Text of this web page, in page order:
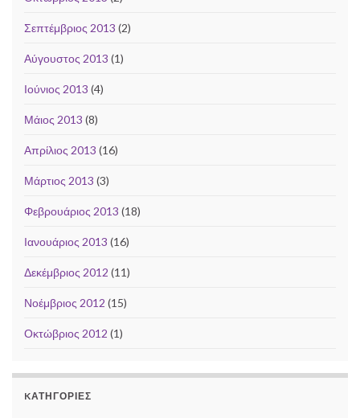
Σεπτέμβριος 2013 (2)
Αύγουστος 2013 (1)
Ιούνιος 2013 (4)
Μάιος 2013 (8)
Απρίλιος 2013 (16)
Μάρτιος 2013 (3)
Φεβρουάριος 2013 (18)
Ιανουάριος 2013 (16)
Δεκέμβριος 2012 (11)
Νοέμβριος 2012 (15)
Οκτώβριος 2012 (1)
KΑΤΗΓΟΡΊΕΣ